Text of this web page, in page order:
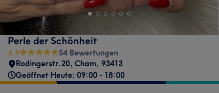
Perle der Schönheit
4,9
54 Bewertungen
Rodingerstr.20, Cham, 93413
Geöffnet Heute: 09:00 - 18:00